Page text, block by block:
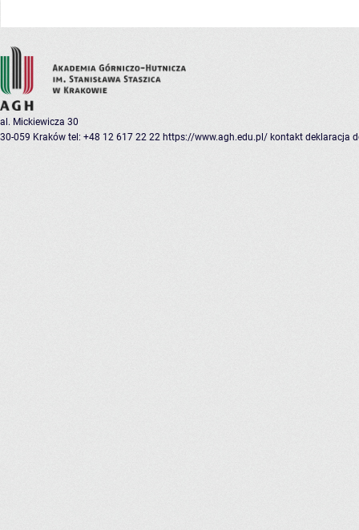
al. Mickiewicza 30
30-059 Kraków tel: +48 12 617 22 22 https://www.agh.edu.pl/ kontakt deklaracja